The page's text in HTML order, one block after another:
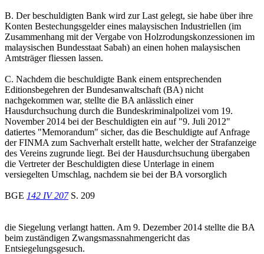
B. Der beschuldigten Bank wird zur Last gelegt, sie habe über ihre
Konten Bestechungsgelder eines malaysischen Industriellen (im
Zusammenhang mit der Vergabe von Holzrodungskonzessionen im
malaysischen Bundesstaat Sabah) an einen hohen malaysischen
Amtsträger fliessen lassen.
C. Nachdem die beschuldigte Bank einem entsprechenden
Editionsbegehren der Bundesanwaltschaft (BA) nicht
nachgekommen war, stellte die BA anlässlich einer
Hausdurchsuchung durch die Bundeskriminalpolizei vom 19.
November 2014 bei der Beschuldigten ein auf "9. Juli 2012"
datiertes "Memorandum" sicher, das die Beschuldigte auf Anfrage
der FINMA zum Sachverhalt erstellt hatte, welcher der Strafanzeige
des Vereins zugrunde liegt. Bei der Hausdurchsuchung übergaben
die Vertreter der Beschuldigten diese Unterlage in einem
versiegelten Umschlag, nachdem sie bei der BA vorsorglich
BGE 142 IV 207S. 209
die Siegelung verlangt hatten. Am 9. Dezember 2014 stellte die BA
beim zuständigen Zwangsmassnahmengericht das
Entsiegelungsgesuch.